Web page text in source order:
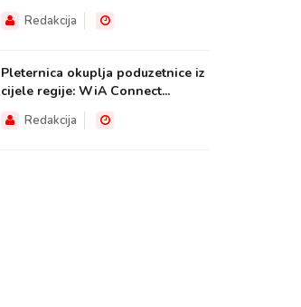
Redakcija
Pleternica okuplja poduzetnice iz
cijele regije: WiA Connect...
Redakcija